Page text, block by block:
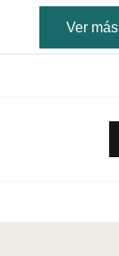
Ver más